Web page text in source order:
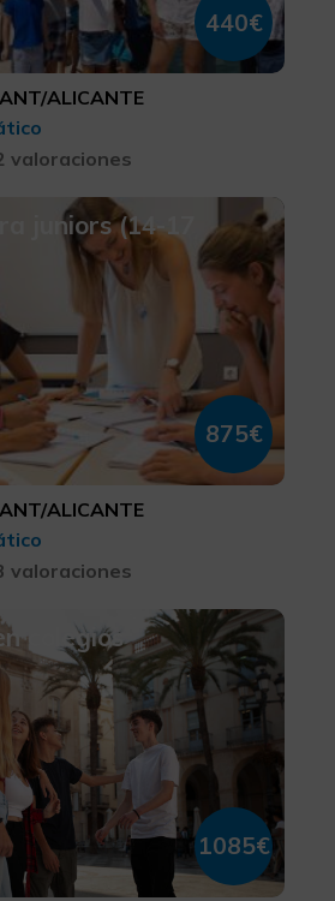
440€
ALICANTE
valoraciones
juniors (14-17
875€
ALICANTE
valoraciones
colegios
1085€